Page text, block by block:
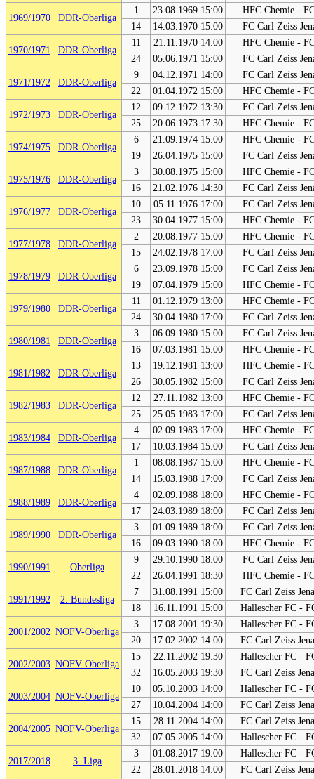
1969/1970 DDR-Oberliga
1 23.08.1969 15:00
HFC Chemie -
14
14.03.1970 15:00 FC Carl Zeiss
1970/1971 DDR-Oberliga
11 21.11.1970 14:00
HFC Chemie -
24
05.06.1971 15:00 FC Carl Zeiss
1971/1972 DDR-Oberliga
9 04.12.1971 14:00
FC Carl Zeiss
22
01.04.1972 15:00 HFC Chemie -
1972/1973 DDR-Oberliga
12 09.12.1972 13:30
FC Carl Zeiss
25
20.06.1973 17:30 HFC Chemie -
1974/1975 DDR-Oberliga
6 21.09.1974 15:00
HFC Chemie -
19
26.04.1975 15:00 FC Carl Zeiss
1975/1976 DDR-Oberliga
3 30.08.1975 15:00
HFC Chemie -
16
21.02.1976 14:30 FC Carl Zeiss
1976/1977 DDR-Oberliga
10 05.11.1976 17:00
FC Carl Zeiss
23
30.04.1977 15:00 HFC Chemie -
1977/1978 DDR-Oberliga
2 20.08.1977 15:00
HFC Chemie -
15
24.02.1978 17:00 FC Carl Zeiss
1978/1979 DDR-Oberliga
6 23.09.1978 15:00
FC Carl Zeiss
19
07.04.1979 15:00 HFC Chemie -
1979/1980 DDR-Oberliga
11 01.12.1979 13:00
HFC Chemie -
24
30.04.1980 17:00 FC Carl Zeiss
1980/1981 DDR-Oberliga
3 06.09.1980 15:00
FC Carl Zeiss
16
07.03.1981 15:00 HFC Chemie -
1981/1982 DDR-Oberliga
13 19.12.1981 13:00
HFC Chemie -
26
30.05.1982 15:00 FC Carl Zeiss
1982/1983 DDR-Oberliga
12 27.11.1982 13:00
HFC Chemie -
25
25.05.1983 17:00 FC Carl Zeiss
1983/1984 DDR-Oberliga
4 02.09.1983 17:00
HFC Chemie -
17
10.03.1984 15:00 FC Carl Zeiss
1987/1988 DDR-Oberliga
1 08.08.1987 15:00
HFC Chemie -
14
15.03.1988 17:00 FC Carl Zeiss
1988/1989 DDR-Oberliga
4 02.09.1988 18:00
HFC Chemie -
17
24.03.1989 18:00 FC Carl Zeiss
1989/1990 DDR-Oberliga
3 01.09.1989 18:00
FC Carl Zeiss
16
09.03.1990 18:00 HFC Chemie -
1990/1991 Oberliga
9 29.10.1990 18:00
FC Carl Zeiss
22
26.04.1991 18:30 HFC Chemie -
1991/1992 2. Bundesliga
7 31.08.1991 15:00
FC Carl Zeiss
18
16.11.1991 15:00 Hallescher FC -
2001/2002 NOFV-Oberliga
3 17.08.2001 19:30
Hallescher FC -
20
17.02.2002 14:00 FC Carl Zeiss
2002/2003 NOFV-Oberliga
15 22.11.2002 19:30
Hallescher FC -
32
16.05.2003 19:30 FC Carl Zeiss
2003/2004 NOFV-Oberliga
10 05.10.2003 14:00
Hallescher FC -
27
10.04.2004 14:00 FC Carl Zeiss
2004/2005 NOFV-Oberliga
15 28.11.2004 14:00
FC Carl Zeiss
32
07.05.2005 14:00 Hallescher FC -
2017/2018 3. Liga
3 01.08.2017 19:00
Hallescher FC -
22
28.01.2018 14:00 FC Carl Zeiss